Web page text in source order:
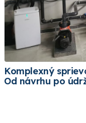
Komplexný
Od návrhu po